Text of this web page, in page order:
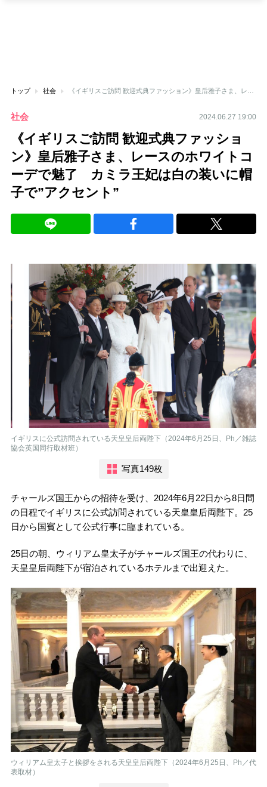
トップ 社会
社会 2024.06.27 19:00
《イギリスご訪問 歓迎式典ファッショ
ン》皇后雅子さま、レースのホワイトコ
ーデで魅了 カミラ王妃は白の装いに帽
子で”アクセント”
イギリスに公式訪問されている天皇皇后両陛下（2024年6月25日、Ph／雑誌
協会英国同行取材班）
写真149枚
チャールズ国王からの招待を受け、2024年6月22日から8日間
の日程でイギリスに公式訪問されている天皇皇后両陛下。25
日から国賓として公式行事に臨まれている。
25日の朝、ウィリアム皇太子がチャールズ国王の代わりに、
天皇皇后両陛下が宿泊されているホテルまで出迎えた。
ウィリアム皇太子と挨拶をされる天皇皇后両陛下（2024年6月25日、Ph／代
表取材）